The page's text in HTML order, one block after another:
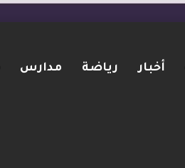
أخبار رياضة مدارس